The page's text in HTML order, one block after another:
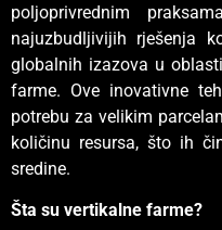
poljoprivrednim
najuzbudljivijih rješenja
globalnih izazova u
farme. Ove inovativne
potrebu za velikim
količinu resursa, što ih
sredine.
Šta su vertikalne farme?